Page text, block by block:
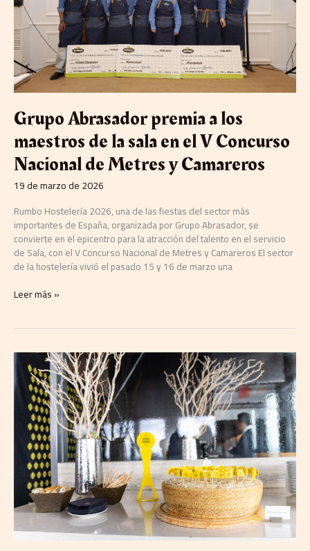
Grupo Abrasador premia a los
maestros de la sala en el V Concurso
Nacional de Metres y Camareros
19 de marzo de 2026
Rumbo Hostelería 2026, una de las fiestas del sector más
importantes de España, organizada por Grupo Abrasador, se
convierte en el epicentro para la atracción del talento en el servicio
de Sala, con el V Concurso Nacional de Metres y Camareros El sector
de la hostelería vivió el pasado 15 y 16 de marzo una
la
sala
en
el
V
Concurso
Nacional
Metres
Camareros
Leer más »
Grana
Padano
impulsa
un
estilo
vida
saludable
Alimentaria
2026